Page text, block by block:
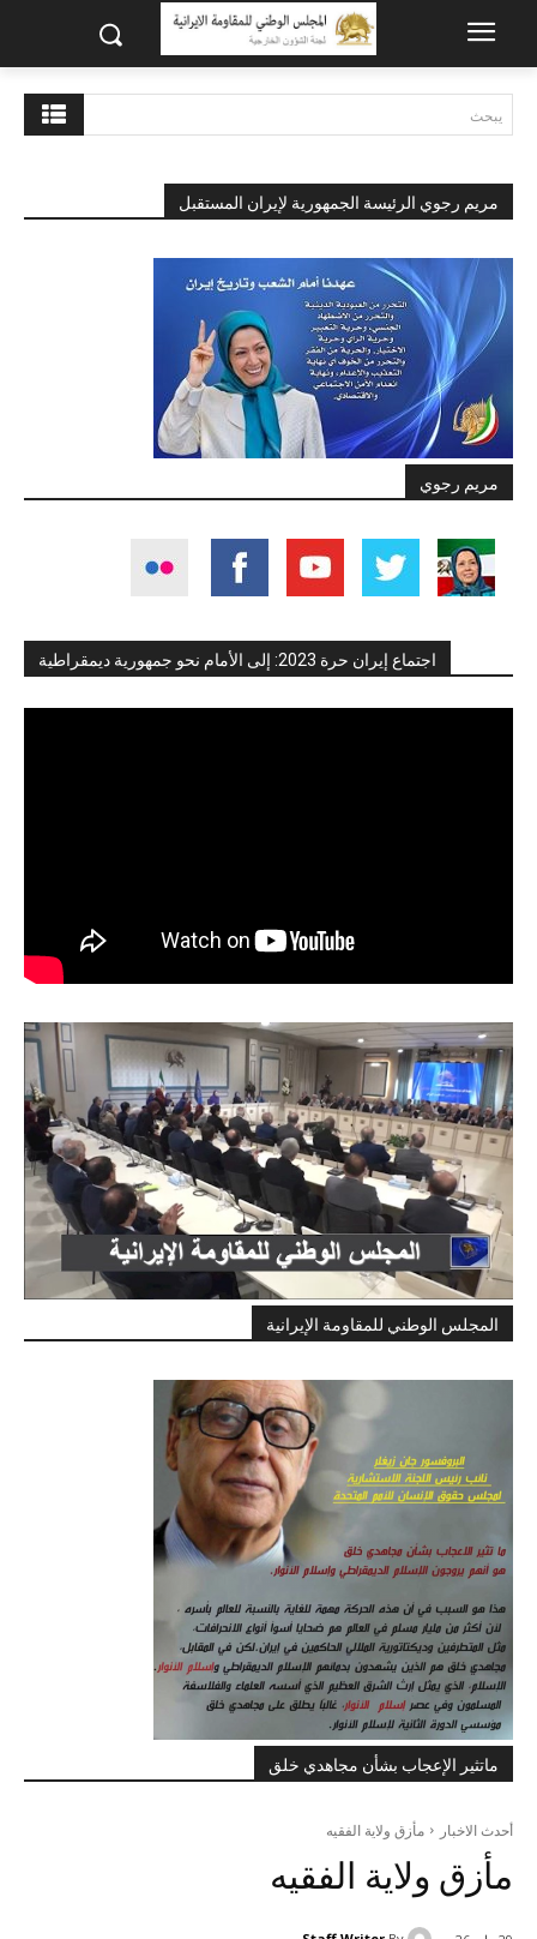
يبحث
مريم رجوي الرئيسة الجمهورية لإيران المستقبل
مريم رجوي
اجتماع إيران حرة 2023: إلى الأمام نحو جمهورية ديمقراطية
المجلس الوطني للمقاومة الإيرانية
ماتثير الإعجاب بشأن مجاهدي خلق
أحدث الاخبار مأزق ولاية الفقيه
مأزق ولاية الفقيه